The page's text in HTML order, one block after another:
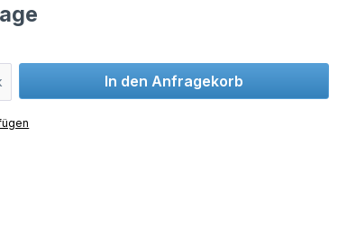
In den Anfragekorb